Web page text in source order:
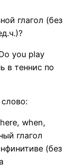
глагол (без
you play
в теннис по
when,
глагол
(без